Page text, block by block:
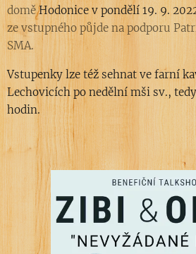
doměHodonice v pondělí 19. 9.
ze vstupného půjde na podporu
SMA.
Vstupenky lze též sehnat ve farní
Lechovicích po nedělní mši sv.,
hodin.